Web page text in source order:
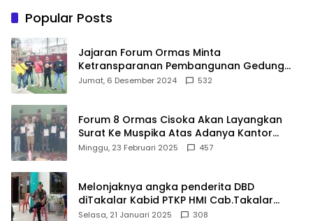
Popular Posts
Jajaran Forum Ormas Minta
Ketransparanan Pembangunan Gedung
Damkar Di Kecamatan Cisoka
Jumat, 6 Desember 2024 532
Forum 8 Ormas Cisoka Akan Layangkan
Surat Ke Muspika Atas Adanya Kantor
Matel di Cisoka
Minggu, 23 Februari 2025 457
Melonjaknya angka penderita DBD
diTakalar Kabid PTKP HMI Cab.Takalar
angkat bicara
Selasa, 21 Januari 2025 308